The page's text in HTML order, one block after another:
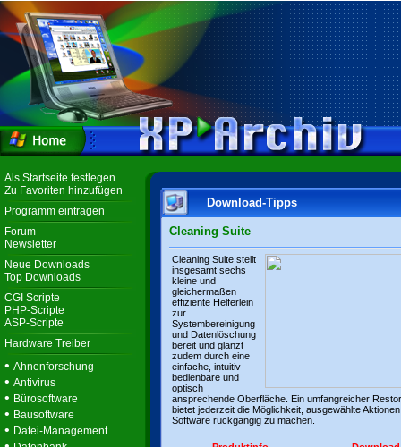
Als Startseite festlegen
Zu Favoriten hinzufügen
Programm eintragen
Forum
Newsletter
Neue Downloads
Top Downloads
CGI Scripte
PHP-Scripte
ASP-Scripte
Hardware Treiber
• Ahnenforschung
• Antivirus
• Bürosoftware
• Bausoftware
• Datei-Management
Download-Tipps
Cleaning Suite
Cleaning Suite stellt
insgesamt sechs
kleine und
gleichermaßen
effiziente Helferlein
zur
Systembereinigung
und Datenlöschung
bereit und glänzt
zudem durch eine
einfache, intuitiv
bedienbare und
optisch
ansprechende Oberfläche. Ein umfangreicher
bietet jederzeit die Möglichkeit, ausgewählte
Software rückgängig zu machen.